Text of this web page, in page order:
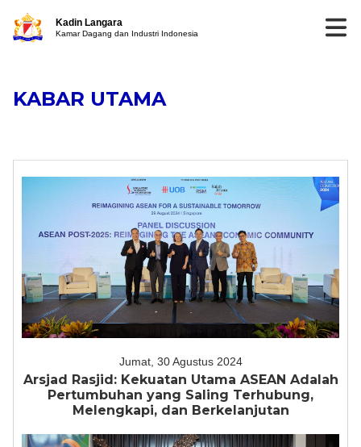
Kadin Langara
Kamar Dagang dan Industri Indonesia
KABAR UTAMA
Jumat, 30 Agustus 2024
Arsjad Rasjid: Kekuatan Utama ASEAN Adalah
Pertumbuhan yang Saling Terhubung,
Melengkapi, dan Berkelanjutan